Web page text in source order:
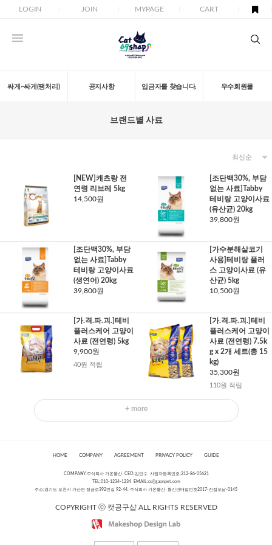
LOGIN JOIN MYPAGE CART
싸게~싸게(땡처리) 공지사항 입금자를 찾습니다. 우수회원몰
브랜드별 사료
[NEW]캐츠랑 전
연령 리브레 5kg
14,500원
[조단백30%, 부담
없는 사료]Tabby
테비랑 고양이사료
(유산균) 20kg
39,800원
[조단백30%, 부담
없는 사료]Tabby
테비랑 고양이사료
(생연어) 20kg
39,800원
[가수분해살코기
사용]테비랑 플러
스 고양이사료 (유
산균) 5kg
10,500원
[가.격.파.괴.]테비
플러스케어 고양이
사료 (전연령) 5kg
9,900원
40원 적립
[가.격.파.괴.]테비
플러스케어 고양이
사료 (전연령) 7.5k
g x 2개 세트(총 15
kg)
35,300원
110원 적립
+ more
HOME COMPANY AGREEMENT PRIVACY POLICY GUIDE
COMPANY:주식회사 가온물산 CEO:김민수 사업자등록번호:212-86-05621
TEL:010-1234-1234 EMAIL:cs@gaonpet.com
주소:경기도 포천시 가산면 정금로392번길 92-44, 주식회사 가온물산 통신판매업번호2017-진접오남-0145
COPYRIGHT ⓒ 캣공구샵 ALL RIGHTS RESERVED